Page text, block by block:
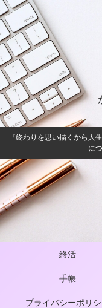
『終わりを思い描くから人
に
終活
手帳
プライバシーポリ